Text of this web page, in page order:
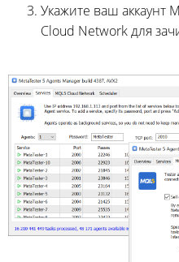
Укажите ваш аккаунт
Cloud Network для